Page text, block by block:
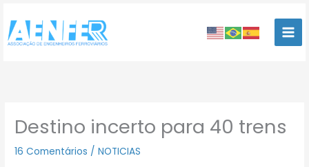
para
conteúdo
Destino incerto para 40 trens
16 Comentários /NOTICIAS